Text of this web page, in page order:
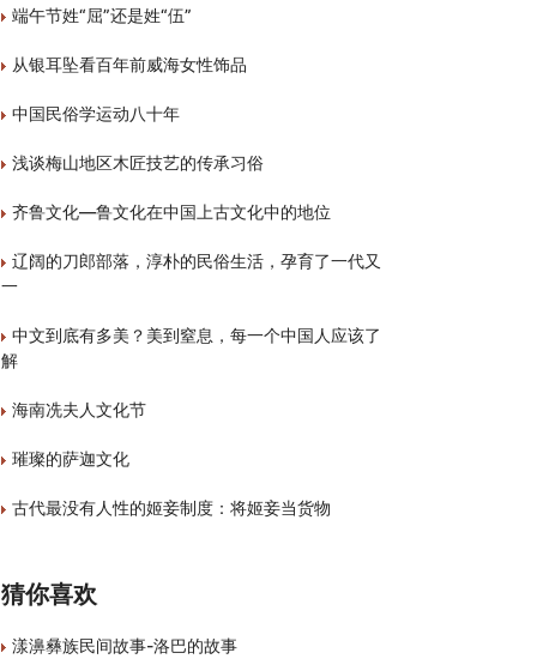
端午节姓“屈”还是姓“伍”
从银耳坠看百年前威海女性饰品
中国民俗学运动八十年
浅谈梅山地区木匠技艺的传承习俗
齐鲁文化—鲁文化在中国上古文化中的地位
辽阔的刀郎部落，淳朴的民俗生活，孕育了一代又
一
中文到底有多美？美到窒息，每一个中国人应该了
解
海南冼夫人文化节
璀璨的萨迦文化
古代最没有人性的姬妾制度：将姬妾当货物
猜你喜欢
漾濞彝族民间故事-洛巴的故事